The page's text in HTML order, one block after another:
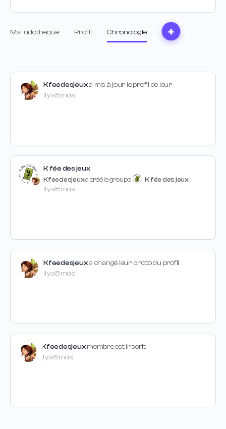
Ma ludothèque Profil Chronologie
Kfeedesjeuxa mis à jour le profil de leur
Il y a 8 mois
K fée des jeux
Kfeedesjeuxa créé le groupe
K fée des jeux
Il y a 8 mois
Kfeedesjeuxa changé leur photo du profil
Il y a 8 mois
Kfeedesjeuxmembre est inscrit
Il y a 8 mois